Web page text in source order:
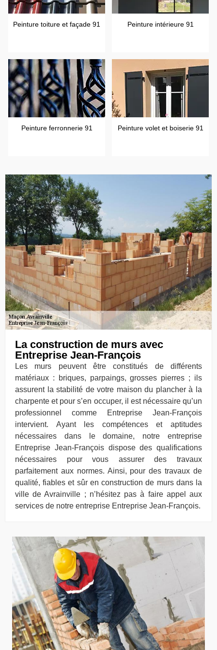
Peinture toiture et façade 91 Peinture intérieure 91
Peinture ferronnerie 91 Peinture volet et boiserie 91
La construction de murs avec
Entreprise Jean-François
Les murs peuvent être constitués de différents
matériaux : briques, parpaings, grosses pierres ; ils
assurent la stabilité de votre maison du plancher à la
charpente et pour s’en occuper, il est nécessaire qu’un
professionnel comme Entreprise Jean-François
intervient. Ayant les compétences et aptitudes
nécessaires dans le domaine, notre entreprise
Entreprise Jean-François dispose des qualifications
nécessaires pour vous assurer des travaux
parfaitement aux normes. Ainsi, pour des travaux de
qualité, fiables et sûr en construction de murs dans la
ville de Avrainville ; n’hésitez pas à faire appel aux
services de notre entreprise Entreprise Jean-François.